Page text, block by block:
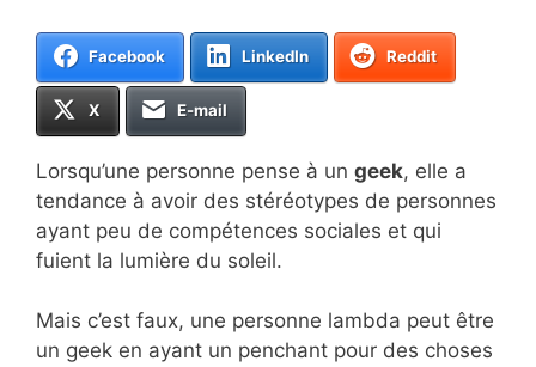
Facebook LinkedIn Reddit
X E-mail
Lorsqu’une personne pense à un geek, elle a
tendance à avoir des stéréotypes de personnes
ayant peu de compétences sociales et qui
fuient la lumière du soleil.
Mais c’est faux, une personne lambda peut être
un geek en ayant un penchant pour des choses